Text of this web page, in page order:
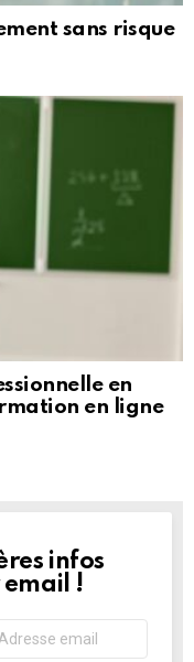
sans risque
en
en ligne
infos
!